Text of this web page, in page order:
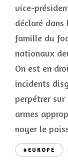
vice-
déclaré
famille du
nationaux
On est en
incidents
perpétrer
armes
noyer le
#EUROPE